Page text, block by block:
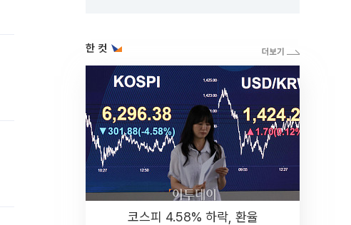
한 컷
코스피 4.58% 하락, 환율